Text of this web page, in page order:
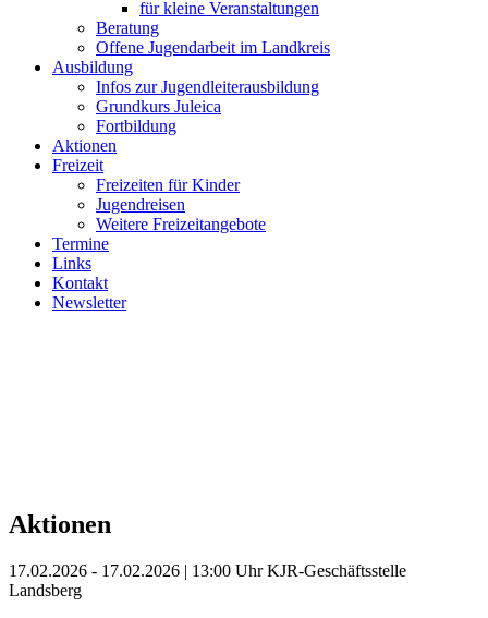
für kleine Veranstaltungen
Beratung
Offene Jugendarbeit im Landkreis
Ausbildung
Infos zur Jugendleiterausbildung
Grundkurs Juleica
Fortbildung
Aktionen
Freizeit
Freizeiten für Kinder
Jugendreisen
Weitere Freizeitangebote
Termine
Links
Kontakt
Newsletter
Aktionen
17.02.2026 - 17.02.2026 | 13:00 UhrKJR-Geschäftsstelle
Landsberg